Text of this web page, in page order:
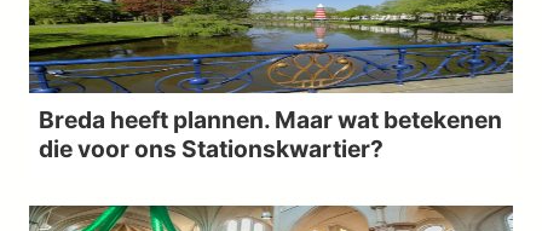
Breda heeft plannen. Maar wat betekenen
die voor ons Stationskwartier?